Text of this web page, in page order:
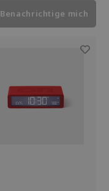
Benachrichtige mich